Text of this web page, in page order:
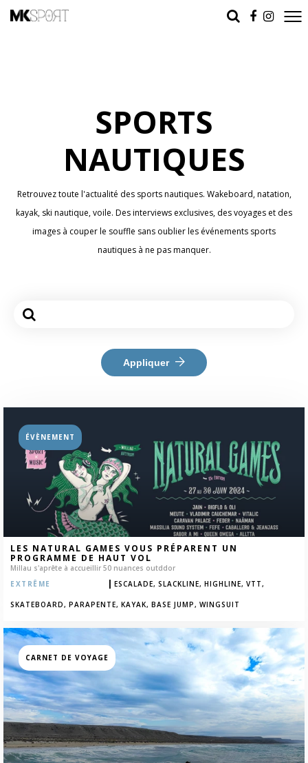
SPORTS
NAUTIQUES
Retrouvez toute l'actualité des sports nautiques. Wakeboard, natation,
kayak, ski nautique, voile. Des interviews exclusives, des voyages et des
images à couper le souffle sans oublier les événements sports
nautiques à ne pas manquer.
Appliquer
LES NATURAL GAMES VOUS PRÉPARENT UN
PROGRAMME DE HAUT VOL
Millau s'aprête à accueillir 50 nuances outddor
EXTRÊME
| ESCALADE, SLACKLINE, HIGHLINE, VTT,
SKATEBOARD, PARAPENTE, KAYAK, BASE JUMP, WINGSUIT
ÉVÈNEMENT
CARNET DE VOYAGE